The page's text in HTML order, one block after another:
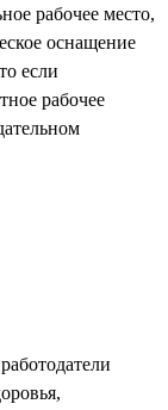
рабочее место,
оснащение
если
рабочее